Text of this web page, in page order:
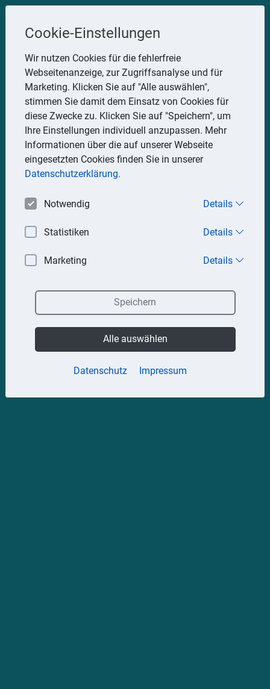
Steuerberater
Uwe Glauner
Erlachstraße 28, 75217 Birkenfeld
Telefon: 07082 7935533
Mobil: 0151 15330111
E-Mail:stbglauner@t-online.de
Impressum Datenschutz
Cookie-Einstellungen
Wir nutzen Cookies für die fehlerfreie
Webseitenanzeige, zur Zugriffsanalyse und für
Marketing. Klicken Sie auf "Alle auswählen",
stimmen Sie damit dem Einsatz von Cookies für
diese Zwecke zu. Klicken Sie auf "Speichern", um
Ihre Einstellungen individuell anzupassen. Mehr
Informationen über die auf unserer Webseite
eingesetzten Cookies finden Sie in unserer
Datenschutzerklärung.
Notwendig Details
Statistiken Details
Marketing Details
Datenschutz Impressum
Speichern
Alle auswählen